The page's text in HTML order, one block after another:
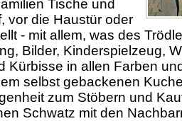
Tische und
vor die Haustür oder
- mit allem, was des
Bilder, Kinderspielzeug,
Kürbisse in allen Farben
selbst gebackenen
zum Stöbern und
Schwatz mit den